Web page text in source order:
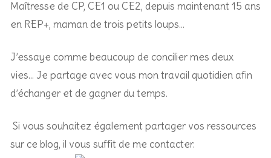
Maîtresse de CP, CE1 ou CE2, depuis maintenant 15 ans
en REP+, maman de trois petits loups…
J’essaye comme beaucoup de concilier mes deux
vies… Je partage avec vous mon travail quotidien afin
d’échanger et de gagner du temps.
Si vous souhaitez également partager vos ressources
sur ce blog, il vous suffit de me contacter.